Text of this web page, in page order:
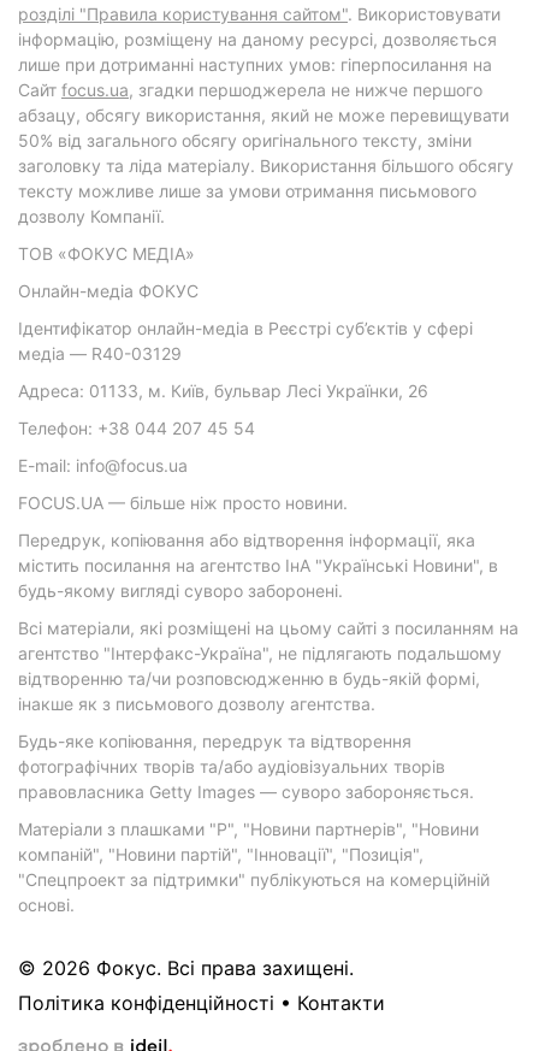
розділі "Правила користування сайтом". Використовувати
інформацію, розміщену на даному ресурсі, дозволяється
лише при дотриманні наступних умов: гіперпосилання на
Cайт focus.ua, згадки першоджерела не нижче першого
абзацу, обсягу використання, який не може перевищувати
50% від загального обсягу оригінального тексту, зміни
заголовку та ліда матеріалу. Використання більшого обсягу
тексту можливе лише за умови отримання письмового
дозволу Компанії.
ТОВ «ФОКУС МЕДІА»
Онлайн-медіа ФОКУС
Ідентифікатор онлайн-медіа в Реєстрі суб’єктів у сфері
медіа — R40-03129
Адреса: 01133, м. Київ, бульвар Лесі Українки, 26
Телефон: +38 044 207 45 54
E-mail: info@focus.ua
FOCUS.UA — більше ніж просто новини.
Передрук, копіювання або відтворення інформації, яка
містить посилання на агентство ІнА "Українські Новини", в
будь-якому вигляді суворо заборонені.
Всі матеріали, які розміщені на цьому сайті з посиланням на
агентство "Інтерфакс-Україна", не підлягають подальшому
відтворенню та/чи розповсюдженню в будь-якій формі,
інакше як з письмового дозволу агентства.
Будь-яке копіювання, передрук та відтворення
фотографічних творів та/або аудіовізуальних творів
правовласника Getty Images — суворо забороняється.
Матеріали з плашками "Р", "Новини партнерів", "Новини
компаній", "Новини партій", "Інновації", "Позиція",
"Спецпроект за підтримки" публікуються на комерційній
основі.
© 2026 Фокус. Всі права захищені.
Політика конфіденційності • Контакти